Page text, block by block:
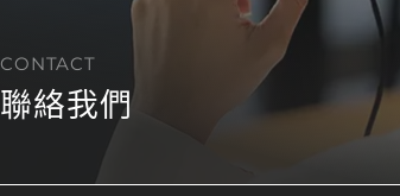
CONTACT
聯絡我們